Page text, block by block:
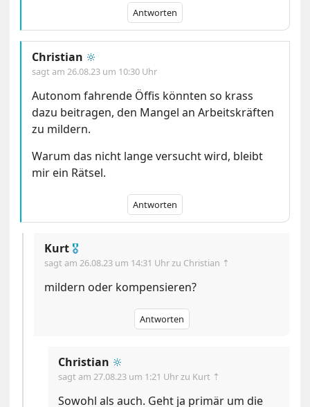
Antworten
Christian 🔆
sagt am 26.08.23 um 10:30 Uhr
Autonom fahrende Öffis könnten so krass
dazu beitragen, den Mangel an Arbeitskräften
zu mildern.
Warum das nicht lange versucht wird, bleibt
mir ein Rätsel.
Antworten
Kurt 🎖
sagt am 26.08.23 um 14:31 Uhr zu Christian ⇡
mildern oder kompensieren?
Antworten
Christian 🔆
sagt am 27.08.23 um 1:21 Uhr zu Kurt ⇡
Sowohl als auch. Geht ja primär um die